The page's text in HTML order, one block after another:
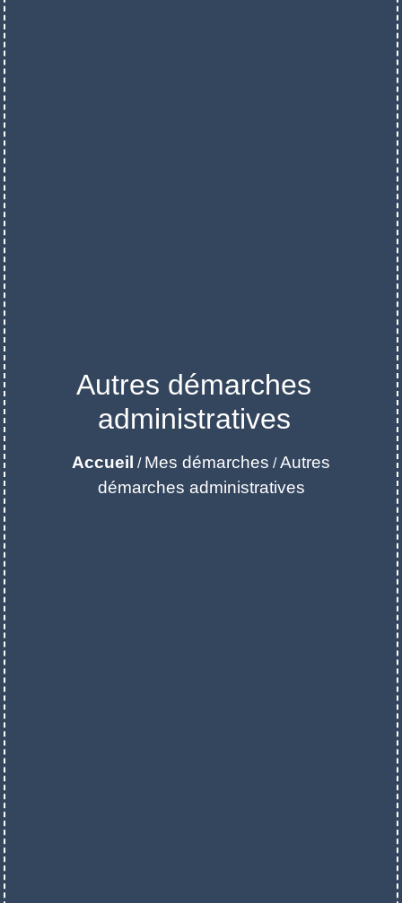
Autres démarches
administratives
Accueil / Mes démarches /Autres
démarches administratives